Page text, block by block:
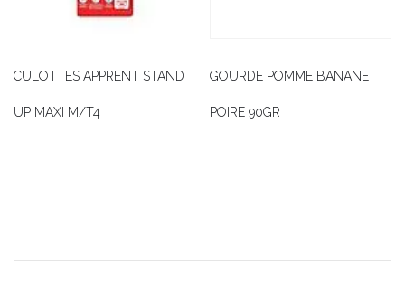
CULOTTES APPRENT STAND
UP MAXI M/T4
GOURDE POMME BANANE
POIRE 90GR